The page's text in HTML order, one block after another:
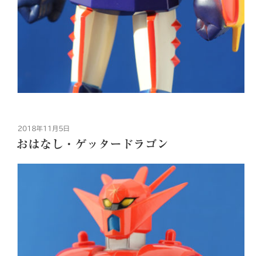
投
稿
日:
2018年11月5日
おはなし・ゲッタードラゴン